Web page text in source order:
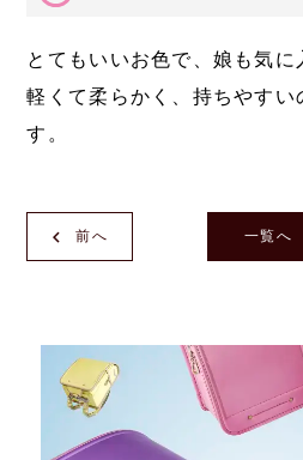
とてもいいお色で、娘も気
軽くて柔らかく、持ちやす
す。
前へ 一覧へ